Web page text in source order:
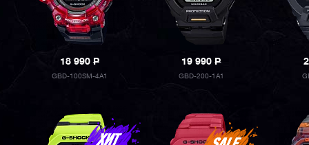
18 990P
GBD-100SM-4A1
19 990P
GBD-200-1A1